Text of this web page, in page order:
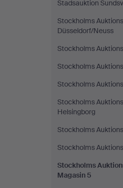
Stadsauktion
Stockholms
Düsseldorf/Neuss
Stockholms
Stockholms
Stockholms
Stockholms
Helsingborg
Stockholms
Stockholms
Stockholms
Magasin 5